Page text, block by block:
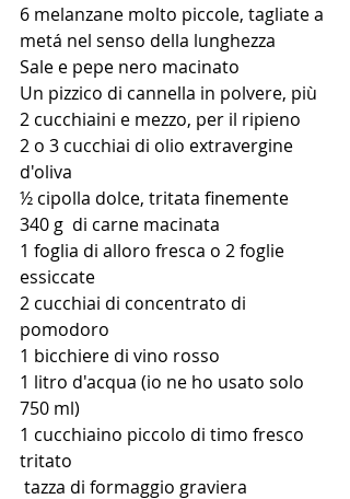
6 melanzane molto piccole, tagliate a
metá nel senso della lunghezza
Sale e pepe nero macinato
Un pizzico di cannella in polvere, più
2 cucchiaini e mezzo, per il ripieno
2 o 3 cucchiai di olio extravergine
d'oliva
½ cipolla dolce, tritata finemente
340 g  di carne macinata
1 foglia di alloro fresca o 2 foglie
essiccate
2 cucchiai di concentrato di
pomodoro
1 bicchiere di vino rosso
1 litro d'acqua (io ne ho usato solo
750 ml)
1 cucchiaino piccolo di timo fresco
tritato